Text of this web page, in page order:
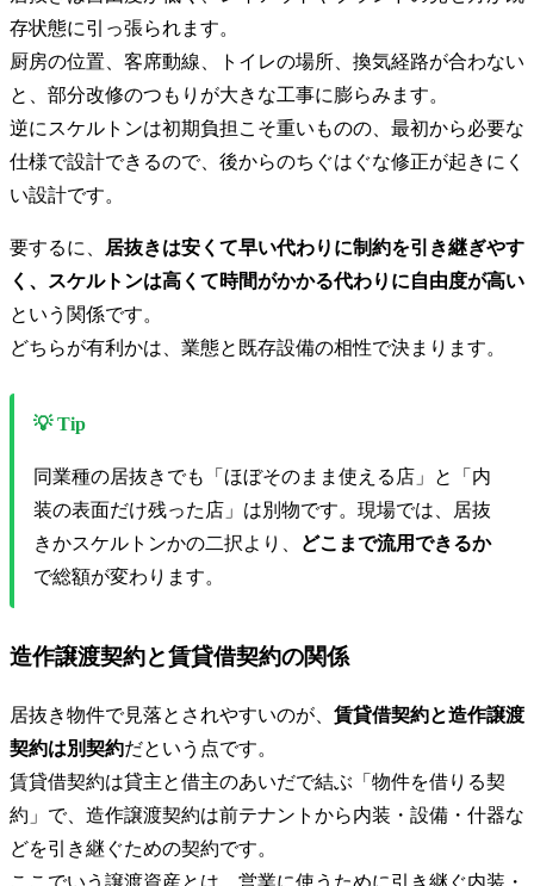
存状態に引っ張られます。
厨房の位置、客席動線、トイレの場所、換気経路が合わない
と、部分改修のつもりが大きな工事に膨らみます。
逆にスケルトンは初期負担こそ重いものの、最初から必要な
仕様で設計できるので、後からのちぐはぐな修正が起きにく
い設計です。
要するに、
居抜きは安くて早い代わりに制約を引き継ぎやす
く、スケルトンは高くて時間がかかる代わりに自由度が高い
という関係です。
どちらが有利かは、業態と既存設備の相性で決まります。
💡 Tip
同業種の居抜きでも「ほぼそのまま使える店」と「内
装の表面だけ残った店」は別物です。現場では、居抜
きかスケルトンかの二択より、
どこまで流用できるか
で総額が変わります。
造作譲渡契約と賃貸借契約の関係
居抜き物件で見落とされやすいのが、 賃貸借契約と造作譲渡
契約は別契約だという点です。
賃貸借契約は貸主と借主のあいだで結ぶ「物件を借りる契
約」で、造作譲渡契約は前テナントから内装・設備・什器な
どを引き継ぐための契約です。
ここでいう譲渡資産とは、営業に使うために引き継ぐ内装・